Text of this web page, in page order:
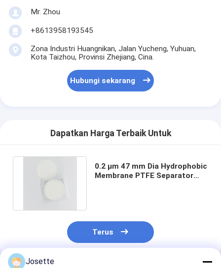
Mr. Zhou
+8613958193545
Zona Industri Huangnikan, Jalan Yucheng, Yuhuan,
Kota Taizhou, Provinsi Zhejiang, Cina.
Hubungi sekarang
Dapatkan Harga Terbaik Untuk
0.2 μm 47 mm Dia Hydrophobic
Membrane PTFE Separator
Terus
Josette